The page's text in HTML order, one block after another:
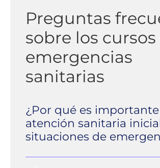
Preguntas
sobre los cursos
emergencias
sanitarias
¿Por qué es importante
atención sanitaria
situaciones de